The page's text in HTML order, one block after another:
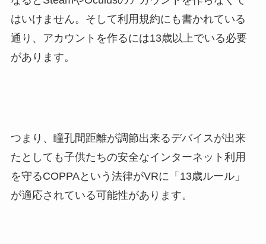
はいけません。そして利用規約にも書かれている
通り、アカウントを作るには13歳以上でいる必要
があります。
つまり、瞳孔間距離が調節出来るデバイスが出来
たとしても子供たちの安全なインターネット利用
を守るCOPPAという法律がVRに「13歳ルール」
が適応されている可能性があります。